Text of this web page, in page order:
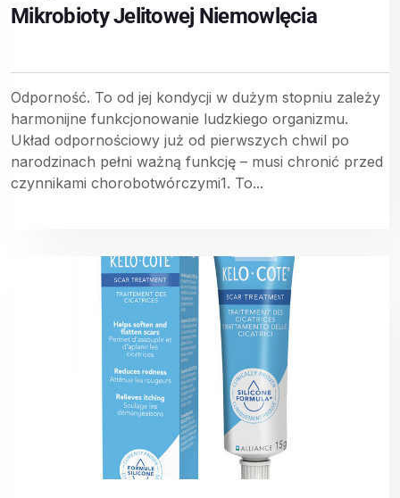
Mikrobioty Jelitowej Niemowlęcia
Odporność. To od jej kondycji w dużym stopniu zależy
harmonijne funkcjonowanie ludzkiego organizmu.
Układ odpornościowy już od pierwszych chwil po
narodzinach pełni ważną funkcję – musi chronić przed
czynnikami chorobotwórczymi1. To...